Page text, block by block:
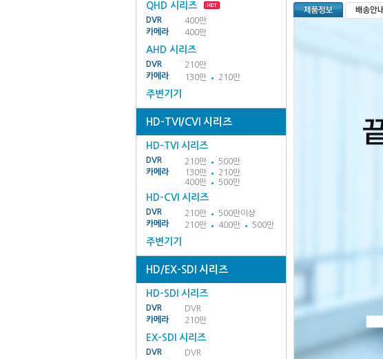
QHD 시리즈
DVR
400만
카메라
400만
AHD 시리즈
DVR
210만
카메라
130만 210만
주변기기
HD-TVI/CVI 시리즈
HD-TVI 시리즈
DVR 210만
500만
카메라
130만
210만
400만
500만
HD-CVI 시리즈
DVR 210만
500만이상
카메라
210만 400만 500만
주변기기
HD/EX-SDI 시리즈
HD-SDI 시리즈
DVR
DVR
카메라
210만
EX-SDI 시리즈
DVR
DVR